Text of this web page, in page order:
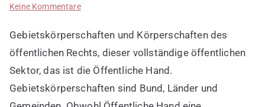
Keine Kommentarezu
Hand
ist
umgangssprachlich
Gebietskörperschaften und Körperschaften des
öffentlichen Rechts, dieser vollständige öffentlichen
Sektor, das ist die Öffentliche Hand.
Gebietskörperschaften sind Bund, Länder und